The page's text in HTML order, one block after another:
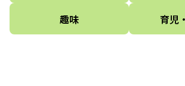
趣味 育児